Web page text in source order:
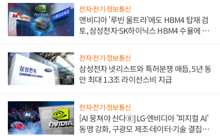
전자·전기·정보통신
엔비디아 '루빈 울트라'에도 HBM4 탑재 검
토, 삼성전자·SK하이닉스 HBM4 수율에 주
전자·전기·정보통신
삼성전자 넷리스트와 특허분쟁 매듭, 5년 동
안 최대 1.3조 라이선스비 지급
전자·전기·정보통신
[AI 뭉쳐야 산다⑧] LG·엔비디아 '피지컬 AI'
동맹 강화, 구광모 제조·데이터·기술 결집